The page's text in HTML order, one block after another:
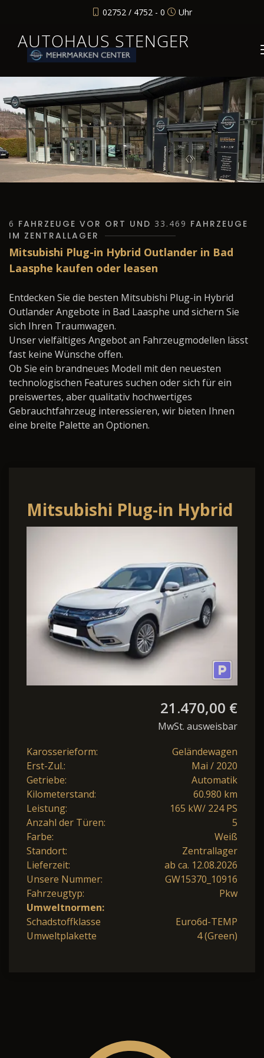
02752 / 4752 - 0 Uhr
AUTOHAUS STENGER
6 FAHRZEUGE VOR ORT UND 33.469 FAHRZEUGE
IM ZENTRALLAGER
Mitsubishi Plug-in Hybrid Outlander in Bad
Laasphe kaufen oder leasen
Entdecken Sie die besten Mitsubishi Plug-in Hybrid
Outlander Angebote in Bad Laasphe und sichern Sie
sich Ihren Traumwagen.
Unser vielfältiges Angebot an Fahrzeugmodellen lässt
fast keine Wünsche offen.
Ob Sie ein brandneues Modell mit den neuesten
technologischen Features suchen oder sich für ein
preiswertes, aber qualitativ hochwertiges
Gebrauchtfahrzeug interessieren, wir bieten Ihnen
eine breite Palette an Optionen.
Mitsubishi Plug-in Hybrid
Outlander 2.4 4WD Plug-
In Hybrid Diamant
21.470,00 €
MwSt. ausweisbar
Karosserieform:
Geländewagen
Erst-Zul.:
Mai / 2020
Getriebe:
Automatik
Kilometerstand:
60.980 km
Leistung:
165 kW/ 224 PS
Anzahl der Türen:
5
Farbe:
Weiß
Standort:
Zentrallager
Lieferzeit:
ab ca. 12.08.2026
Unsere Nummer:
GW15370_10916
Fahrzeugtyp:
Pkw
Umweltnormen:
Schadstoffklasse
Euro6d-TEMP
Umweltplakette
4 (Green)